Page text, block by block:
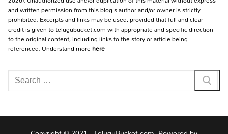
and written permission from this blog’s author and/or owner is strictly
prohibited. Excerpts and links may be used, provided that full and clear
credit is given to telugubucket.com with appropriate and specific direction
to the original content, including links to the story or article being
referenced. Understand morehere
Search
for: